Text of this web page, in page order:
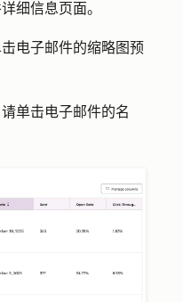
细信息页面。
电子邮件的缩略图预
单击电子邮件的名